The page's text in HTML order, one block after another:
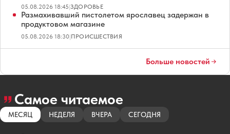
05.08.2026 18:45|ЗДОРОВЬЕ
Размахивавший пистолетом ярославец задержан в
продуктовом магазине
05.08.2026 18:30|ПРОИСШЕСТВИЯ
Больше новостей
Самое читаемое
МЕСЯЦ НЕДЕЛЯ ВЧЕРА СЕГОДНЯ